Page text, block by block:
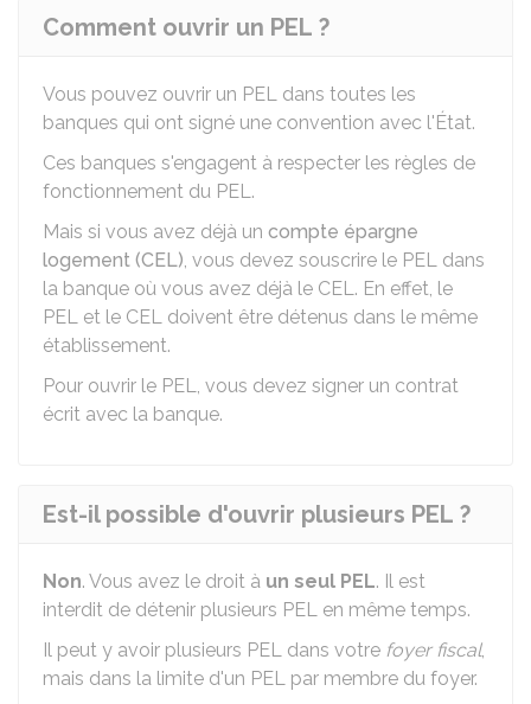
Comment ouvrir un PEL ?
Vous pouvez ouvrir un PEL dans toutes les
banques qui ont signé une convention avec l'État.
Ces banques s'engagent à respecter les règles de
fonctionnement du PEL.
Mais si vous avez déjà un compte épargne
logement (CEL), vous devez souscrire le PEL dans
la banque où vous avez déjà le CEL. En effet, le
PEL et le CEL doivent être détenus dans le même
établissement.
Pour ouvrir le PEL, vous devez signer un contrat
écrit avec la banque.
Est-il possible d'ouvrir plusieurs PEL ?
Non. Vous avez le droit à un seul PEL. Il est
interdit de détenir plusieurs PEL en même temps.
Il peut y avoir plusieurs PEL dans votre foyer fiscal,
mais dans la limite d'un PEL par membre du foyer.